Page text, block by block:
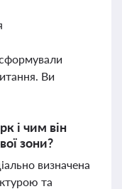
Ви
і чим він
зони?
визначена
та